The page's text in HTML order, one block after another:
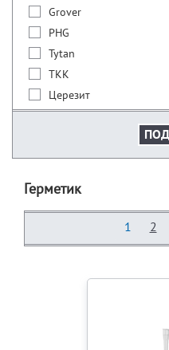
Grover
PHG
Tytan
ТКК
Церезит
Герметик
1 2